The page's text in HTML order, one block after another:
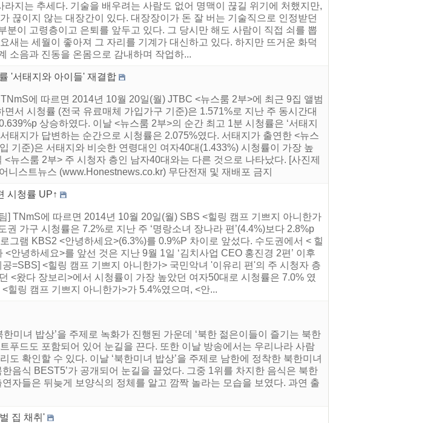
라지는 추세다. 기술을 배우려는 사람도 없어 명맥이 끊길 위기에 처했지만,
끊이지 않는 대장간이 있다. 대장장이가 돈 잘 버는 기술직으로 인정받던
분이 고령층이고 은퇴를 앞두고 있다. 그 당시만 해도 사람이 직접 쇠를 뽑
새는 세월이 좋아져 그 자리를 기계가 대신하고 있다. 하지만 뜨거운 화덕
소음과 진동을 온몸으로 감내하며 작업하...
'서태지와 아이들' 재결합
에 따르면 2014년 10월 20일(월) JTBC <뉴스룸 2부>에 최근 9집 앨범
면서 시청률 (전국 유료매체 가입가구 기준)은 1.571%로 지난 주 동시간대
상승하였다. 이날 <뉴스룸 2부>의 순간 최고 1분 시청률은 ‘서태지
태지가 답변하는 순간으로 시청률은 2.075%였다. 서태지가 출연한 <뉴스
기준)은 서태지와 비슷한 연령대인 여자40대(1.433%) 시청률이 가장 높
<뉴스룸 2부> 주 시청자 층인 남자40대와는 다른 것으로 나타났다. [사진제
스트뉴스 (www.Honestnews.co.kr) 무단전재 및 재배포 금지
시청률 UP↑
] TNmS에 따르면 2014년 10월 20일(월) SBS <힐링 캠프 기쁘지 아니한가
권 가구 시청률은 7.2%로 지난 주 ‘명랑소녀 장나라 편’(4.4%)보다 2.8%p
그램 KBS2 <안녕하세요>(6.3%)를 0.9%P 차이로 앞섰다. 수도권에서 < 힐
안녕하세요>를 앞선 것은 지난 9월 1일 ‘김치사업 CEO 홍진경 2편’ 이후
=SBS] <힐링 캠프 기쁘지 아니한가> 국민악녀 '이유리 편'의 주 시청자 층
<왔다 장보리>에서 시청률이 가장 높았던 여자50대로 시청률은 7.0% 였
힐링 캠프 기쁘지 아니한가>가 5.4%였으며, <안...
미녀 밥상’을 주제로 녹화가 진행된 가운데 ‘북한 젊은이들이 즐기는 북한
푸드도 포함되어 있어 눈길을 끈다. 또한 이날 방송에서는 우리나라 사람
도 확인할 수 있다. 이날 ‘북한미녀 밥상’을 주제로 남한에 정착한 북한미녀
음식 BEST5’가 공개되어 눈길을 끌었다. 그중 1위를 차지한 음식은 북한
자들은 뒤늦게 보양식의 정체를 알고 깜짝 놀라는 모습을 보였다. 과연 출
집 채취'